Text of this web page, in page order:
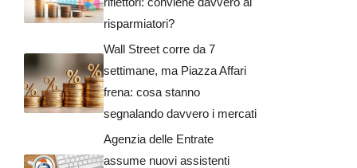
risparmiatori?
Wall Street corre da 7
settimane, ma Piazza Affari
frena: cosa stanno
segnalando davvero i mercati
Agenzia delle Entrate
assume nuovi assistenti